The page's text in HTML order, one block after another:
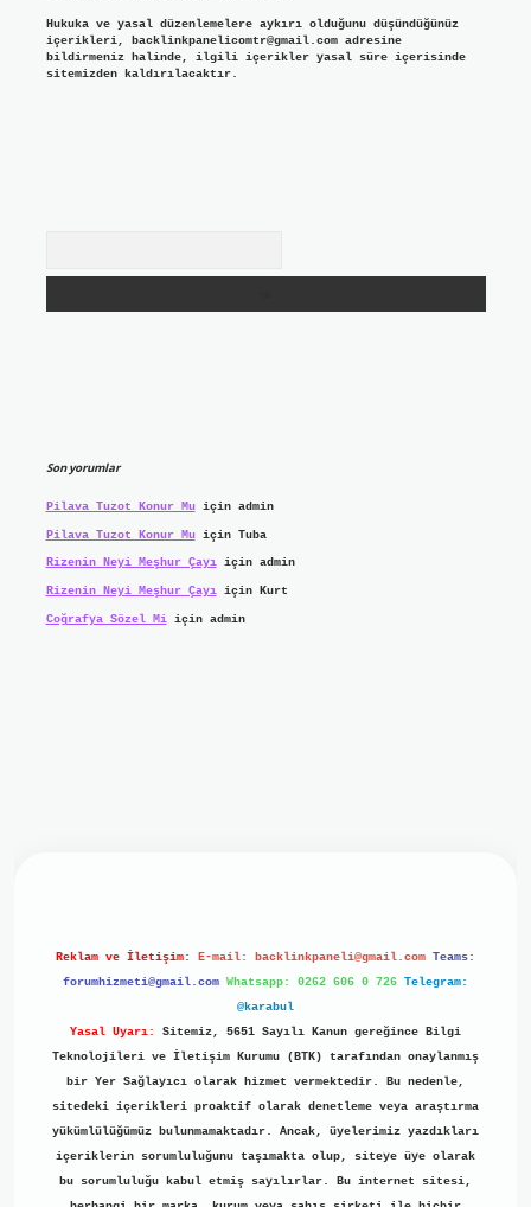
Hukuka ve yasal düzenlemelere aykırı olduğunu düşündüğünüz
içerikleri, backlinkpanelicomtr@gmail.comadresine
bildirmeniz halinde, ilgili içerikler yasal süre içerisinde
sitemizden kaldırılacaktır.
Son yorumlar
Pilava Tuzot Konur Muiçin admin
Pilava Tuzot Konur Muiçin Tuba
Rizenin Neyi Meşhur Çayıiçin admin
Rizenin Neyi Meşhur Çayıiçin Kurt
Coğrafya Sözel Miiçin admin
Reklam ve İletişim: E-mail: backlinkpaneli@gmail.com Teams:
forumhizmeti@gmail.com Whatsapp: 0262 606 0 726 Telegram:
@karabul
Yasal Uyarı:
Sitemiz, 5651 Sayılı Kanun gereğince Bilgi
Teknolojileri ve İletişim Kurumu (BTK) tarafından onaylanmış
bir Yer Sağlayıcı olarak hizmet vermektedir. Bu nedenle,
sitedeki içerikleri proaktif olarak denetleme veya araştırma
yükümlülüğümüz bulunmamaktadır. Ancak, üyelerimiz yazdıkları
içeriklerin sorumluluğunu taşımakta olup, siteye üye olarak
bu sorumluluğu kabul etmiş sayılırlar. Bu internet sitesi,